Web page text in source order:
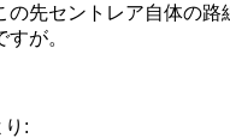
の先セントレア自体の路
が。
り: